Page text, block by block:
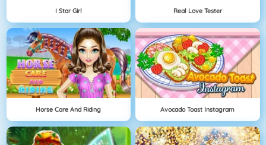
I Star Girl Real Love Tester
Horse Care And Riding Avocado Toast Instagram